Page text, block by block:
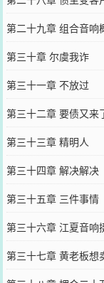
第二十九章 组合音响
第三十章 尔虞我诈
第三十一章 不放过
第三十二章 要债又来
第三十三章 精明人
第三十四章 解决解决
第三十五章 三件事情
第三十六章 江夏音响
第三十七章 黄老板想